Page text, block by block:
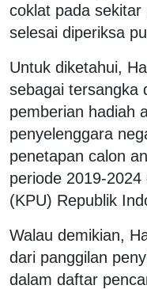
coklat pada
selesai diperiksa
Untuk diketahui,
sebagai tersangka
pemberian hadiah
penyelenggara
penetapan calon
periode 2019-
(KPU) Republik
Walau demikian,
dari panggilan
dalam daftar